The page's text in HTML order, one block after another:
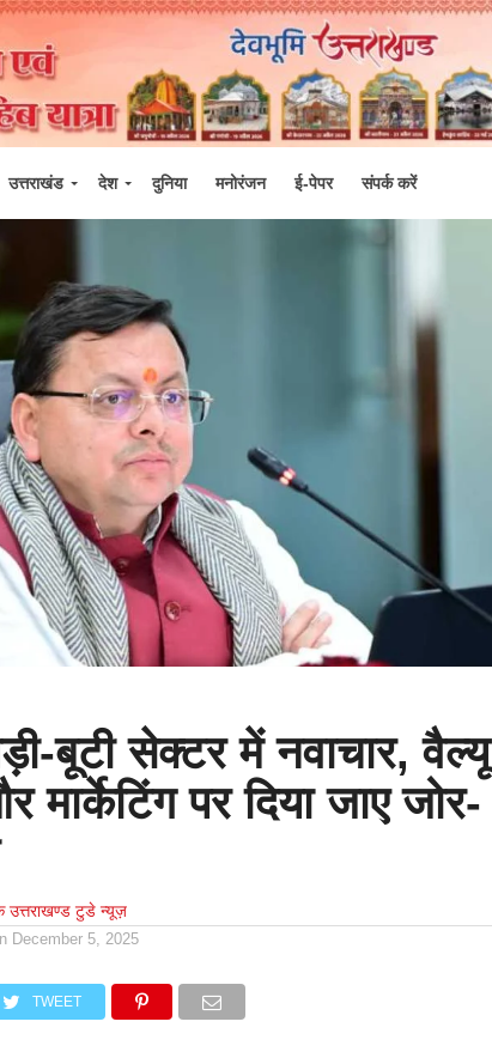
उत्तराखंड देश दुनिया मनोरंजन ई-पेपर संपर्क करें
बूटी सेक्टर में नवाचार, वैल्यू
मार्केटिंग पर दिया जाए जोर-
उत्तराखण्ड टुडे न्यूज़
December 5, 2025
TWEET